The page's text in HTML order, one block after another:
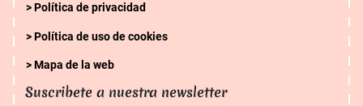
Política de privacidad
Política de uso de cookies
Mapa de la web
Suscribete a nuestra newsletter